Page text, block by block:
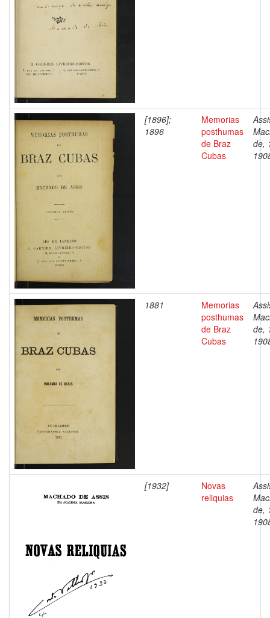
[1896];
1896
Memorias
posthumas
de Braz
Cubas
de,
1881
Memorias
posthumas
de Braz
Cubas
de,
[1932]
Novas
reliquias
de,